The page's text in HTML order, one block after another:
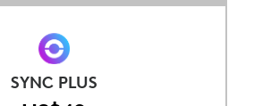
SYNC PLUS